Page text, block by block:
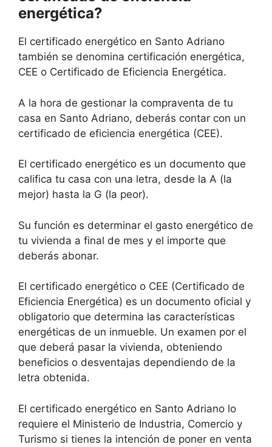
energética?
El certificado energético en Santo Adriano
también se denomina certificación energética,
CEE o Certificado de Eficiencia Energética.
A la hora de gestionar la compraventa de tu
casa en Santo Adriano, deberás contar con un
certificado de eficiencia energética (CEE).
El certificado energético es un documento que
califica tu casa con una letra, desde la A (la
mejor) hasta la G (la peor).
Su función es determinar el gasto energético de
tu vivienda a final de mes y el importe que
deberás abonar.
El certificado energético o CEE (Certificado de
Eficiencia Energética) es un documento oficial y
obligatorio que determina las características
energéticas de un inmueble. Un examen por el
que deberá pasar la vivienda, obteniendo
beneficios o desventajas dependiendo de la
letra obtenida.
El certificado energético en Santo Adriano lo
requiere el Ministerio de Industria, Comercio y
Turismo si tienes la intención de poner en venta